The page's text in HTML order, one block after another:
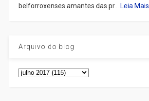
belforroxenses amantes das pr... Leia Mais
Arquivo do blog